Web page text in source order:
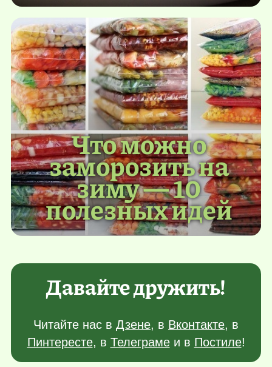
Что можно
заморозить на
зиму — 10
полезных идей
Давайте дружить!
Читайте нас в Дзене, в Вконтакте, в
Пинтересте, в Телеграмеи в Постиле!